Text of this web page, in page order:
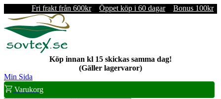
Fri frakt från 600kr Öppet köp i 60 dagar Bonus 100kr
Köp innan kl 15 skickas samma dag!
(Gäller lagervaror)
Min Sida
Varukorg